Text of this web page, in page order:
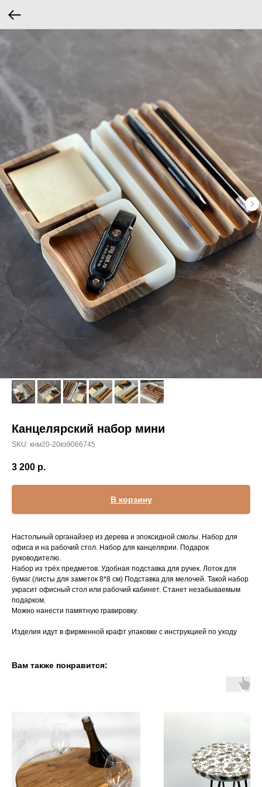
Канцелярский набор мини
SKU: кнм20-20кэ9066745
3 200 р.
В корзину
Настольный органайзер из дерева и эпоксидной смолы. Набор для
офиса и на рабочий стол. Набор для канцелярии. Подарок
руководителю.
Набор из трёх предметов. Удобная подставка для ручек. Лоток для
бумаг (листы для заметок 8*8 см) Подставка для мелочей. Такой набор
украсит офисный стол или рабочий кабинет. Станет незабываемым
подарком.
Можно нанести памятную гравировку.
Изделия идут в фирменной крафт упаковке с инструкцией по уходу
Вам также понравится: